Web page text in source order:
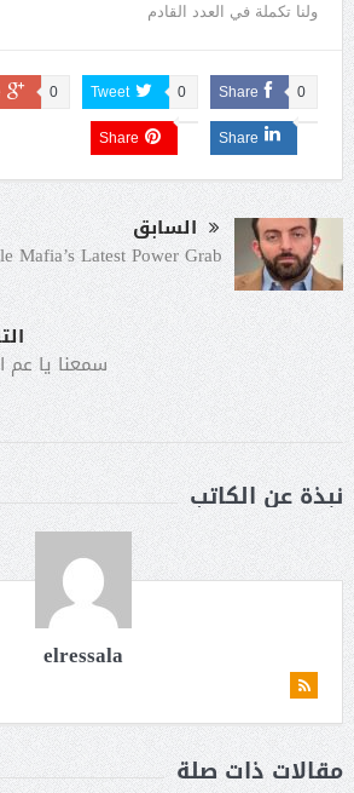
ولنا تكملة في العدد القادم
Share 0
Tweet 0
0
Share
Share
السابق
Mafia’s Latest Power Grab
سمعنا يا عم
نبذة عن الكاتب
elressala
مقالات ذات صلة